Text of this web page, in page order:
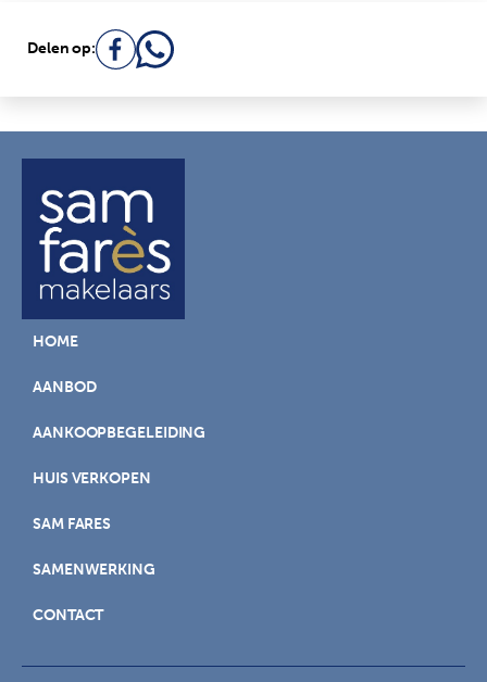
Delen op:
HOME
AANBOD
AANKOOPBEGELEIDING
HUIS VERKOPEN
SAM FARES
SAMENWERKING
CONTACT